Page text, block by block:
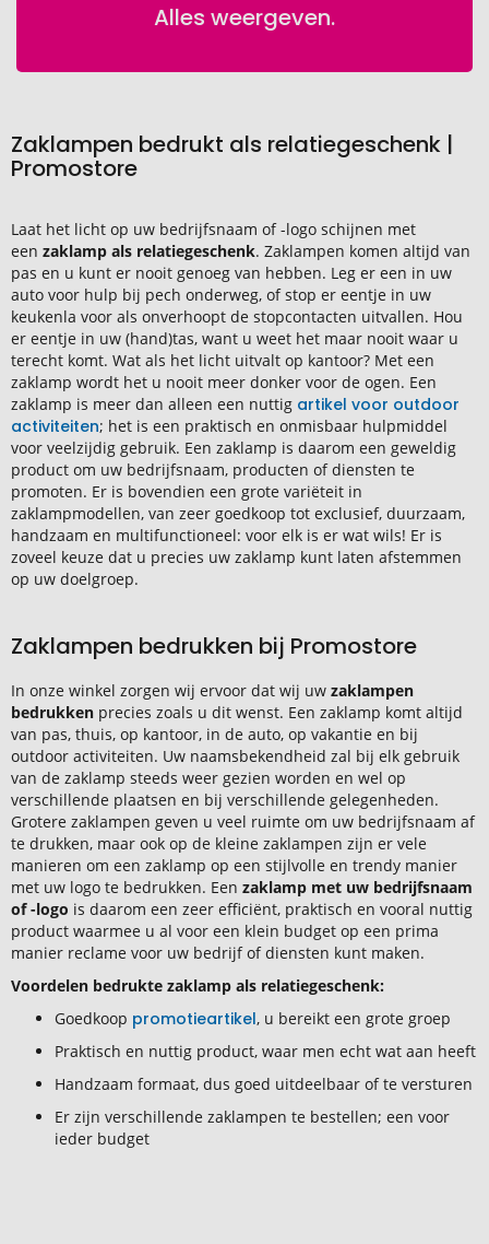
Alles weergeven.
Zaklampen bedrukt als relatiegeschenk |
Promostore
Laat het licht op uw bedrijfsnaam of -logo schijnen met
een zaklamp als relatiegeschenk. Zaklampen komen altijd van
pas en u kunt er nooit genoeg van hebben. Leg er een in uw
auto voor hulp bij pech onderweg, of stop er eentje in uw
keukenla voor als onverhoopt de stopcontacten uitvallen. Hou
er eentje in uw (hand)tas, want u weet het maar nooit waar u
terecht komt. Wat als het licht uitvalt op kantoor? Met een
zaklamp wordt het u nooit meer donker voor de ogen. Een
zaklamp is meer dan alleen een nuttig artikel voor outdoor
activiteiten; het is een praktisch en onmisbaar hulpmiddel
voor veelzijdig gebruik. Een zaklamp is daarom een geweldig
product om uw bedrijfsnaam, producten of diensten te
promoten. Er is bovendien een grote variëteit in
zaklampmodellen, van zeer goedkoop tot exclusief, duurzaam,
handzaam en multifunctioneel: voor elk is er wat wils! Er is
zoveel keuze dat u precies uw zaklamp kunt laten afstemmen
op uw doelgroep.
Zaklampen bedrukken bij Promostore
In onze winkel zorgen wij ervoor dat wij uw zaklampen
bedrukken precies zoals u dit wenst. Een zaklamp komt altijd
van pas, thuis, op kantoor, in de auto, op vakantie en bij
outdoor activiteiten. Uw naamsbekendheid zal bij elk gebruik
van de zaklamp steeds weer gezien worden en wel op
verschillende plaatsen en bij verschillende gelegenheden.
Grotere zaklampen geven u veel ruimte om uw bedrijfsnaam af
te drukken, maar ook op de kleine zaklampen zijn er vele
manieren om een zaklamp op een stijlvolle en trendy manier
met uw logo te bedrukken. Een zaklamp met uw bedrijfsnaam
of -logo is daarom een zeer efficiënt, praktisch en vooral nuttig
product waarmee u al voor een klein budget op een prima
manier reclame voor uw bedrijf of diensten kunt maken.
Voordelen bedrukte zaklamp als relatiegeschenk:
Goedkoop promotieartikel, u bereikt een grote groep
Praktisch en nuttig product, waar men echt wat aan heeft
Handzaam formaat, dus goed uitdeelbaar of te versturen
Er zijn verschillende zaklampen te bestellen; een voor
ieder budget